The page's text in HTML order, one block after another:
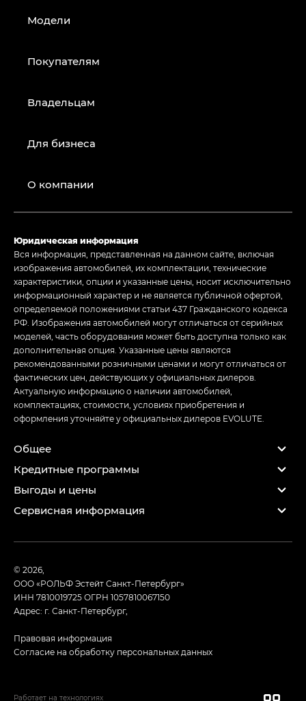
Модели
Покупателям
Владельцам
Для бизнеса
О компании
Юридическая информация
Вся информация, представленная на данном сайте, включая
изображения автомобилей, их комплектации, технические
характеристики, опции и указанные цены, носит исключительно
информационный характер и не является публичной офертой,
определяемой положениями статьи 437 Гражданского кодекса
РФ. Изображения автомобилей могут отличаться от серийных
моделей, часть оборудования может быть доступна только как
дополнительная опция. Указанные цены являются
рекомендованными розничными ценами и могут отличаться от
фактических цен, действующих у официальных дилеров.
Актуальную информацию о наличии автомобилей,
комплектациях, стоимости, условиях приобретения и
оформления уточняйте у официальных дилеров EVOLUTE.
Общее
Кредитные программы
Выгоды и цены
Сервисная информация
© 2026,
ООО «РОЛЬФ Эстейт Санкт-Петербург»
ИНН 7810019725ОГРН 1057810067150
Адрес: г. Санкт-Петербург,
Правовая информация
Согласие на обработку персональных данных
Работает на технологиях